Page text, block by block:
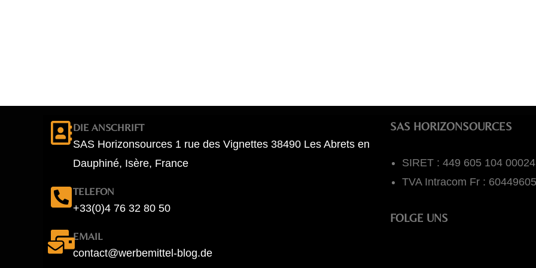
DIE ANSCHRIFT
SAS Horizonsources 1 rue des Vignettes 38490 Les Abrets en
Dauphiné, Isère, France
TELEFON
+33(0)4 76 32 80 50
EMAIL
contact@werbemittel-blog.de
SAS HORIZONSOURCES
SIRET : 449 605 104 00024
TVA Intracom Fr :
FOLGE UNS